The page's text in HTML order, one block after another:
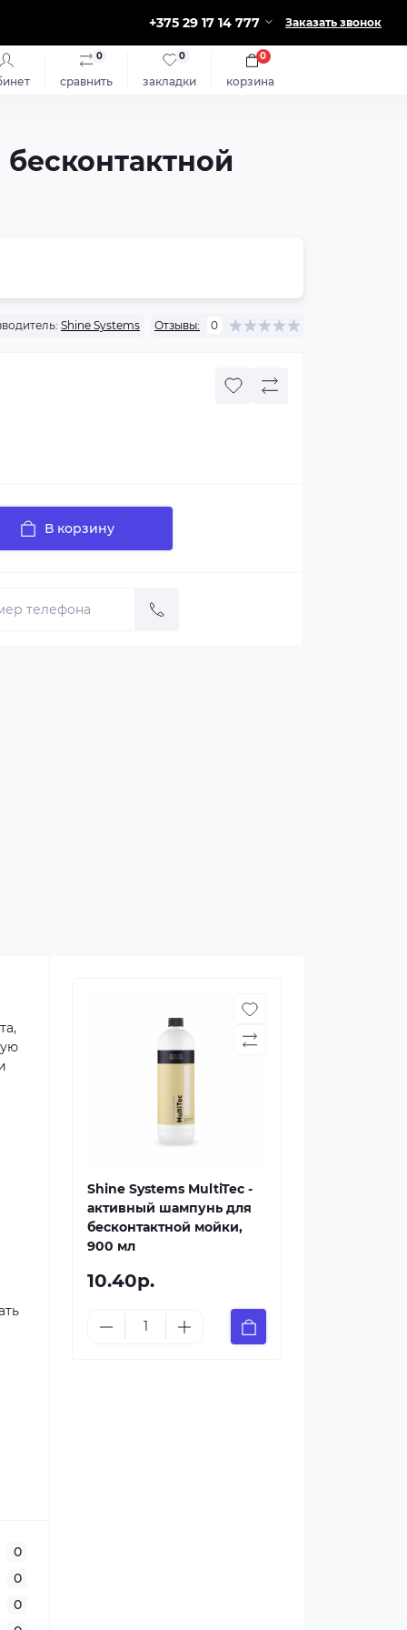
+375 29 17 14 777 Заказать звонок
сравнить
0
закладки
0
корзина
0
Shine Systems Отзывы: 0
В корзину
0
0
0
Shine Systems MultiTec -
активный шампунь для
бесконтактной мойки,
900 мл
10.40р.